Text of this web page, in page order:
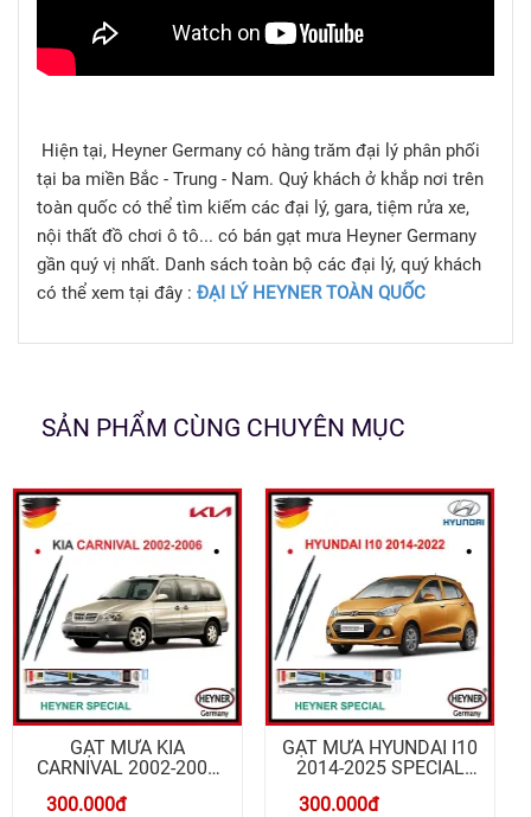
Hiện tại, Heyner Germany có hàng trăm đại lý phân phối
tại ba miền Bắc - Trung - Nam. Quý khách ở khắp nơi trên
toàn quốc có thể tìm kiếm các đại lý, gara, tiệm rửa xe,
nội thất đồ chơi ô tô... có bán gạt mưa Heyner Germany
gần quý vị nhất. Danh sách toàn bộ các đại lý, quý khách
có thể xem tại đây : ĐẠI LÝ HEYNER TOÀN QUỐC
SẢN PHẨM CÙNG CHUYÊN MỤC
GẠT MƯA KIA
CARNIVAL 2002-2006
300.000đ
GẠT MƯA HYUNDAI I10
2014-2025 SPECIAL
300.000đ